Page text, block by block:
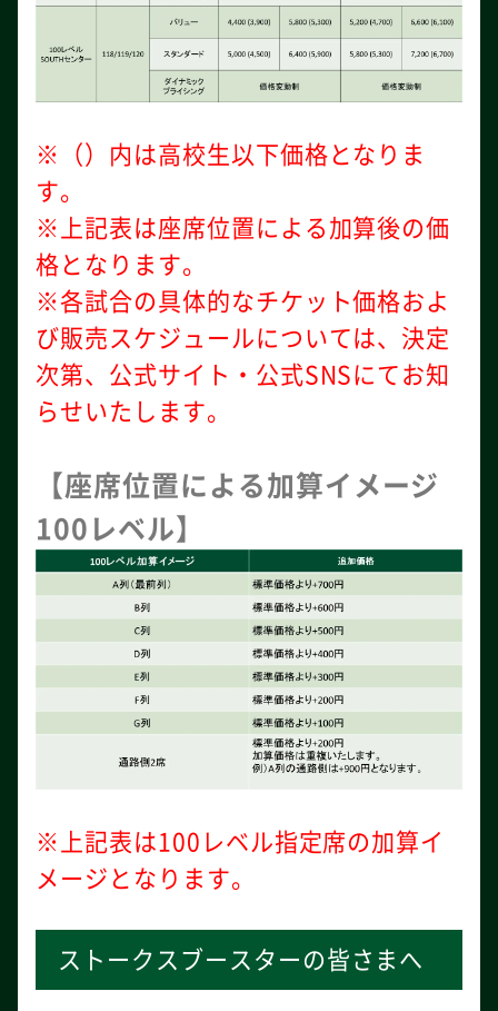
※（）内は高校生以下価格となりま
す。
※上記表は座席位置による加算後の価
格となります。
※各試合の具体的なチケット価格およ
び販売スケジュールについては、決定
次第、公式サイト・公式SNSにてお知
らせいたします。
【座席位置による加算イメージ
100レベル】
※上記表は100レベル指定席の加算イ
メージとなります。
ストークスブースターの皆さまへ